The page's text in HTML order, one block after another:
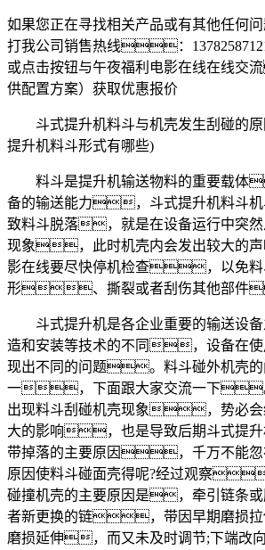
如果您正在寻找相关产品或有其他任
打我公司销售热线：
或点击按钮与午夜福利电影在线在线交
供配置方案） 获取优惠报价
斗式提升机料斗与机壳发生刮碰的原
提升机料斗形式有哪些)
料斗是提升机输送物料的重要载体
备的输送能力，斗式提升机料斗机
致料斗脱落，就是在设备运行中突然
现象，此时机壳内会发出较大的
影在线要尽快停机检查，以免料
形、撕裂或者刮伤其他部
斗式提升机是各企业重要的输送设
造和安装等技术的不同，设备在使
现出不同的问题。料斗碰外机壳的
一，下面跟大家交流一下
出现料斗刮碰机壳现象，势必会
大的影响，也是导致后期斗式提
带掉落的主要原因，千万不能
原因使料斗碰面壳得呢?经过观察
碰撞机壳的主要原因是，牵引链条或
者新更换的链，带因早期磨损拉
磨损延伸，而又未及时调节;下端改